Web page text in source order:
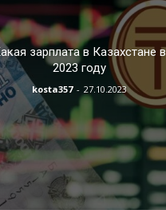
зарплата в Казахстане в
2023 году
kosta357 - 27.10.2023